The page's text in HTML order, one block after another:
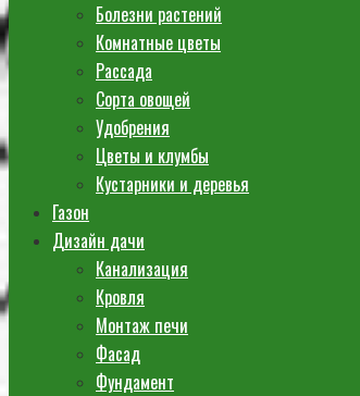
Болезни растений
Комнатные цветы
Рассада
Сорта овощей
Удобрения
Цветы и клумбы
Кустарники и деревья
Газон
Дизайн дачи
Канализация
Кровля
Монтаж печи
Фасад
Фундамент